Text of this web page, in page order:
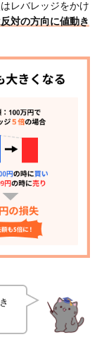
レバレッジをかけ
対の方向に値動き